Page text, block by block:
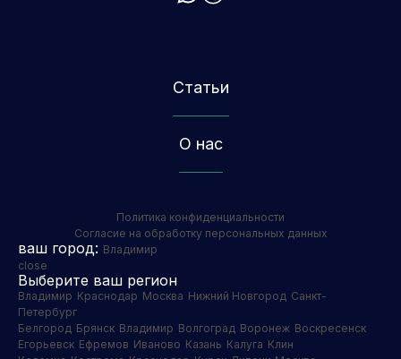
Статьи
О нас
Политика конфиденциальности
Согласие на обработку персональных данных
ваш город: Владимир
close
Выберите ваш регион
Владимир Краснодар Москва Нижний Новгород Санкт-
Петербург
Белгород Брянск Владимир Волгоград Воронеж Воскресенск
Егорьевск Ефремов Иваново Казань Калуга Клин